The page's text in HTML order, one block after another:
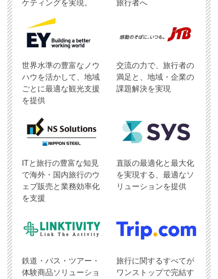
ケティングを実現。 旅行者へ
世界水準の豊富なノウ
ハウを活かして、地域
ごとに最適な観光支援
を提供
交流の力で、旅行者の
満足と、地域・企業の
課題解決を実現
ITと旅行の豊富な知見
で海外・国内旅行のウ
ェブ販売と業務効率化
を支援
直販の最適化と最大化
を実現する、最適なソ
リューションを提供
鉄道・バス・ツアー・
体験商品ソリューショ
旅行に関するすべてが
ワンストップで完結す